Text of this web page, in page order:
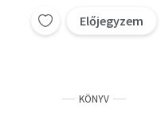
Előjegyzem
KÖNYV